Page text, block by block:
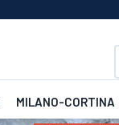
MILANO-CORTINA